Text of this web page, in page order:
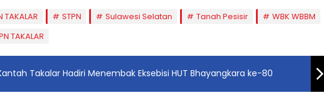
TAKALAR STPN Sulawesi Selatan Tanah Pesisir
WBK WBBM
TAKALAR
Takalar Hadiri Menembak Eksebisi HUT Bhayangkara ke-80